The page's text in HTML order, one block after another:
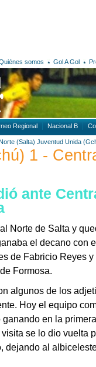
somos Gol A Gol
Regional Nacional B
(Salta) Juventud Unida
1 -
ante
Norte de Salta y
el decano con
de Fabricio Reyes
Formosa.
algunos de los
Hoy el equipo
en la
se lo dio vuelta
dejando al